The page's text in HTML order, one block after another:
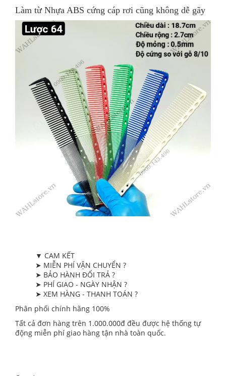
Làm từ Nhựa ABS cứng cáp rơi cũng không dễ gãy
▼ CAM KẾT
➤ MIỄN PHÍ VẬN CHUYỂN ?
➤ BẢO HÀNH ĐỔI TRẢ ?
➤ PHÍ GIAO - NGÀY NHẬN ?
➤ XEM HÀNG - THANH TOÁN ?
Phân phối chính hãng 100%
Tất cả đơn hàng trên 1.000.000đ đều được hệ thống tự
động miễn phí giao hàng tận nhà toàn quốc.